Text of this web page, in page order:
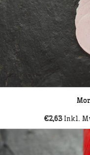
€2,63 Inkl.